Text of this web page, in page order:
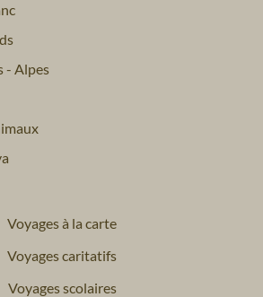
- Alpes
Voyages à la carte
Voyages caritatifs
Voyages scolaires